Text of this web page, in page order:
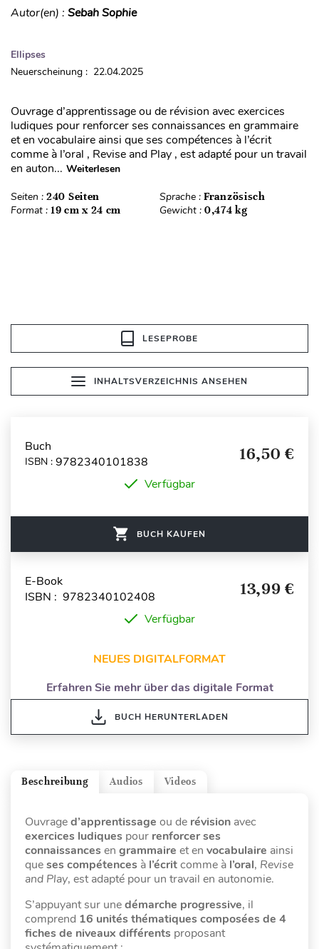
Autor(en) : Sebah Sophie
Ellipses
Neuerscheinung : 22.04.2025
Ouvrage d’apprentissage ou de révision avec exercices
ludiques pour renforcer ses connaissances en grammaire
et en vocabulaire ainsi que ses compétences à l’écrit
comme à l’oral , Revise and Play , est adapté pour un travail
en auton... Weiterlesen
Seiten : 240 Seiten Sprache : Französisch
Format : 19 cm x 24 cm Gewicht : 0,474 kg
LESEPROBE
INHALTSVERZEICHNIS ANSEHEN
Buch
ISBN : 9782340101838 16,50 €
Verfügbar
BUCH KAUFEN
E-Book
ISBN : 9782340102408
13,99 €
Verfügbar
NEUES DIGITALFORMAT
Erfahren Sie mehr über das digitale Format
BUCH HERUNTERLADEN
Videos
Audios
Beschreibung
Ouvraged’apprentissage ou de révision avec
exercices ludiques pour renforcer ses
connaissances en grammaire et en vocabulaire ainsi
queses compétences à l’écritcomme à l’oral, Revise
and Play, est adapté pour un travail en autonomie.
S’appuyant sur unedémarche progressive, il
comprend 16 unités thématiques composées de 4
fiches de niveaux différents proposant